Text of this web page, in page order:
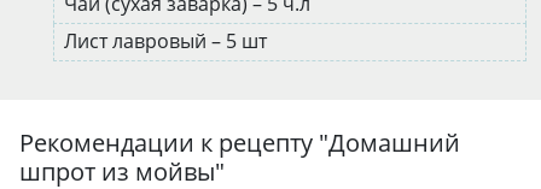
Лист лавровый – 5 шт
Рекомендации к рецепту "Домашний
шпрот из мойвы"